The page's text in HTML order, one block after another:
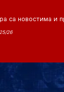
са новостима и
26